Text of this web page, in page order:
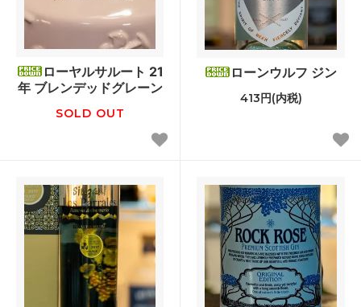
ローヤルサルート 21
年 ブレンデッドグレーン
SOLD OUT
ローンウルフ ジン
413円(内税)